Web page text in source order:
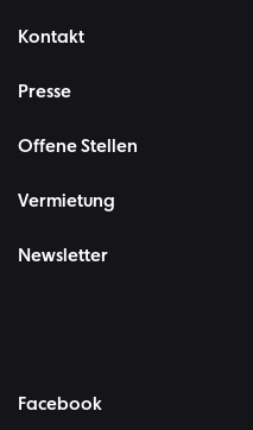
Kontakt
Presse
Offene Stellen
Vermietung
Newsletter
Facebook